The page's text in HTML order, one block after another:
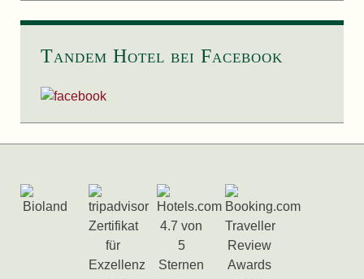
Tandem Hotel bei Facebook